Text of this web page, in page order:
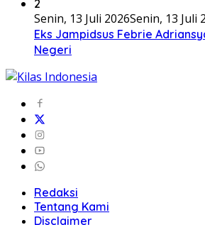
2
Senin, 13 Juli 2026Senin, 13 Juli
Eks Jampidsus Febrie
Negeri
Redaksi
Tentang Kami
Disclaimer